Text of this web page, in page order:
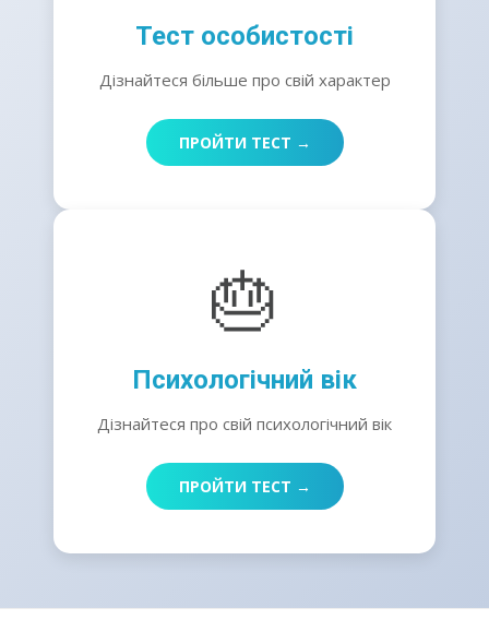
Тест особистості
Дізнайтеся більше про свій характер
ПРОЙТИ ТЕСТ →
🎂
Психологічний вік
Дізнайтеся про свій психологічний вік
ПРОЙТИ ТЕСТ →